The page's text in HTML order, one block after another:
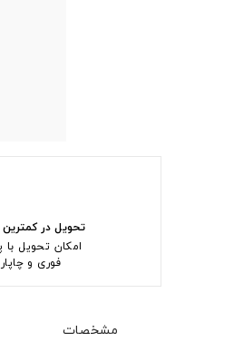
تحویل در کمترین
امکان تحویل
فوری و چاپار
مشخصات